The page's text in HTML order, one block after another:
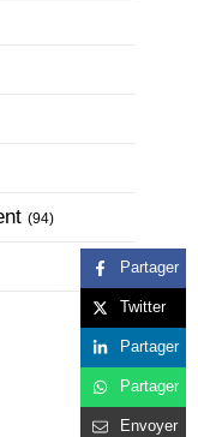
Partager
Twitter
Partager
Partager
Envoyer
(94)